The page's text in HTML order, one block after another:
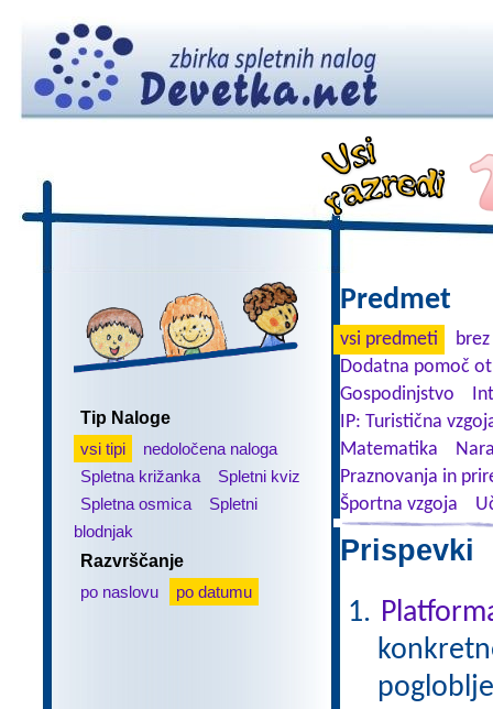
Tip Naloge
vsi tipi
nedoločena naloga
Spletna križanka
Spletni kviz
Spletna osmica
Spletni
blodnjak
Razvrščanje
po naslovu
po datumu
Predmet
vsi predmeti
Dodatna pomoč
Gospodinjstvo
IP: Turistična
Matematika
Praznovanja in
Športna vzgoja
Prispevki